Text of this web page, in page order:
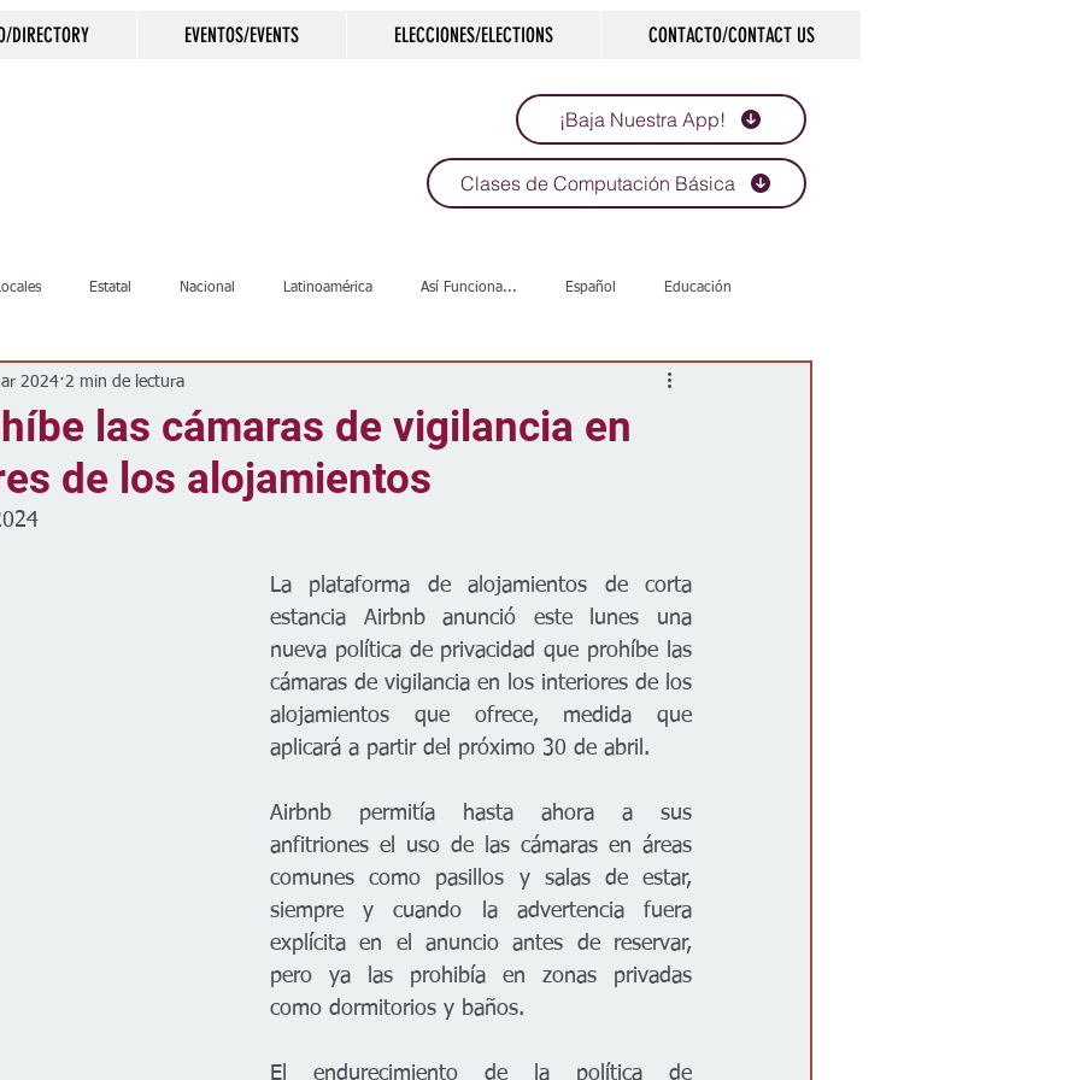
DIRECTORY EVENTOS/EVENTS ELECCIONES/ELECTIONS CONTACTO/CONTACT US
¡Baja Nuestra App!
Clases de Computación Básica
Estatal Nacional Latinoamérica Así Funciona... Español Educación
Salud Arte & Cultura
Escuelas Calles Desamparados Carreteras
las cámaras de vigilancia en
de los alojamientos
2024 2 min de lectura
La plataforma de alojamientos de corta
estancia Airbnb anunció este lunes una
nueva política de privacidad que prohíbe las
cámaras de vigilancia en los interiores de los
alojamientos que ofrece, medida que
aplicará a partir del próximo 30 de abril.
Airbnb permitía hasta ahora a sus
anfitriones el uso de las cámaras en áreas
comunes como pasillos y salas de estar,
siempre y cuando la advertencia fuera
explícita en el anuncio antes de reservar,
pero ya las prohibía en zonas privadas
como dormitorios y baños.
El endurecimiento de la política de